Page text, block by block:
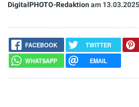
DigitalPHOTO-Redaktionam 13.03.2025
FACEBOOK TWITTER
WHATSAPP
EMAIL